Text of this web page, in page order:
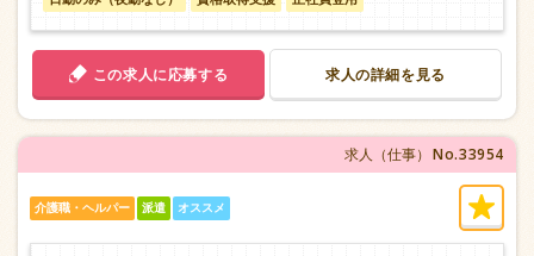
この求人に応募する 求人の詳細を見る
求人（仕事） No.33954
介護職・ヘルパー 派遣 オススメ